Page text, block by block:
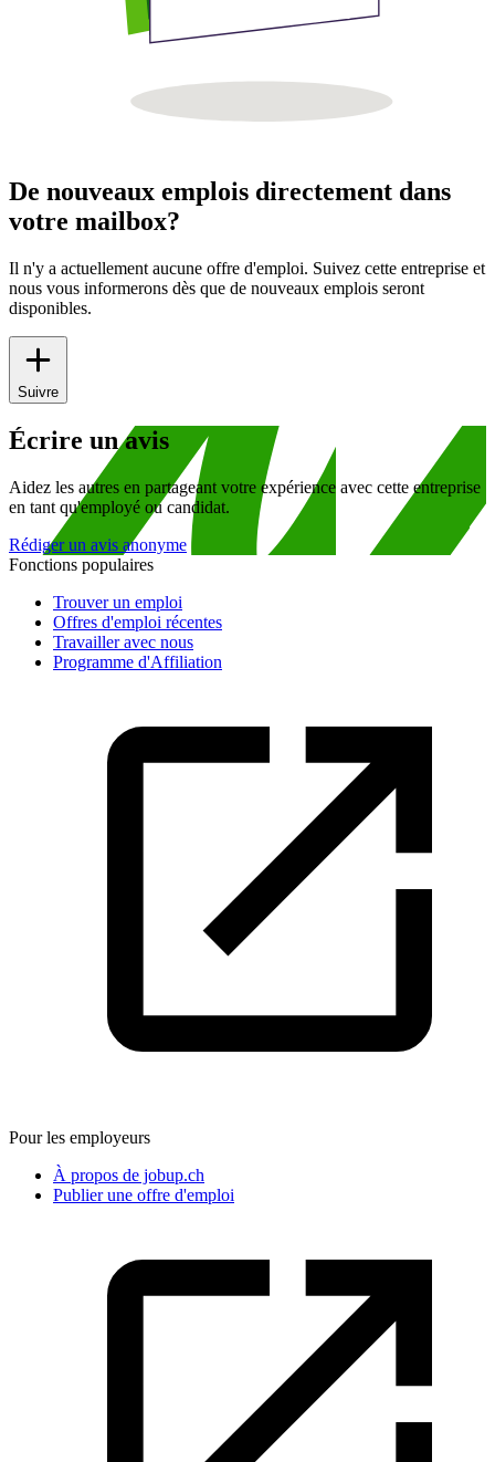
De nouveaux emplois directement dans
votre mailbox?
Il n'y a actuellement aucune offre d'emploi. Suivez cette entreprise et
nous vous informerons dès que de nouveaux emplois seront
disponibles.
Suivre
Écrire un avis
Aidez les autres en partageant votre expérience avec cette entreprise
en tant qu'employé ou candidat.
Rédiger un avis anonyme
Fonctions populaires
Trouver un emploi
Offres d'emploi récentes
Travailler avec nous
Programme d'Affiliation
Pour les employeurs
À propos de jobup.ch
Publier une offre d'emploi